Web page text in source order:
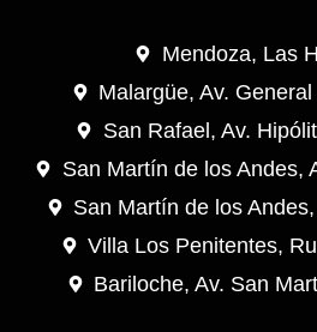
Mendoza, Las
Malargüe, Av.
San Rafael, Av.
San Martín de los Andes,
San Martín de los
Villa Los Penitentes,
Bariloche, Av. San